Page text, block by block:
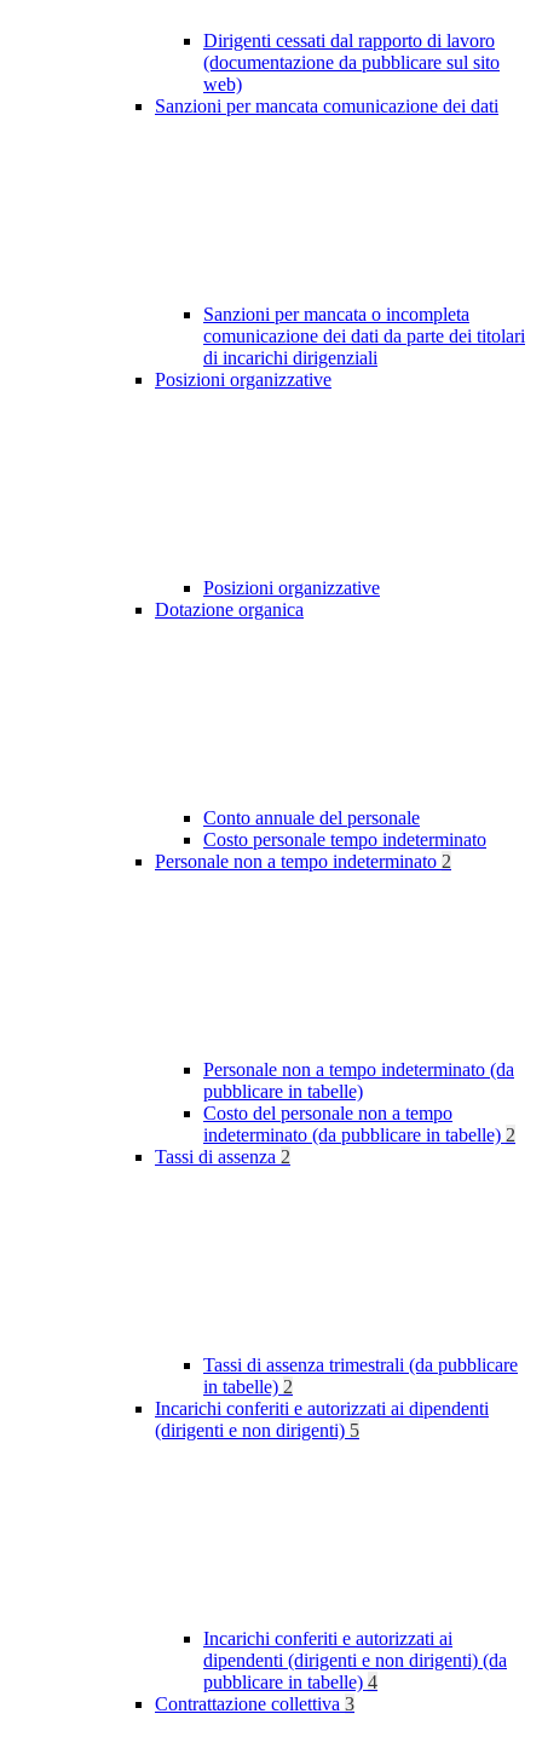
Dirigenti cessati dal rapporto di lavoro
(documentazione da pubblicare sul sito
web)
Sanzioni per mancata comunicazione dei dati
Sanzioni per mancata o incompleta
comunicazione dei dati da parte dei titolari
di incarichi dirigenziali
Posizioni organizzative
Posizioni organizzative
Dotazione organica
Conto annuale del personale
Costo personale tempo indeterminato
Personale non a tempo indeterminato 2
Personale non a tempo indeterminato (da
pubblicare in tabelle)
Costo del personale non a tempo
indeterminato (da pubblicare in tabelle) 2
Tassi di assenza 2
Tassi di assenza trimestrali (da pubblicare
in tabelle) 2
Incarichi conferiti e autorizzati ai dipendenti
(dirigenti e non dirigenti) 5
Incarichi conferiti e autorizzati ai
dipendenti (dirigenti e non dirigenti) (da
pubblicare in tabelle) 4
Contrattazione collettiva 3